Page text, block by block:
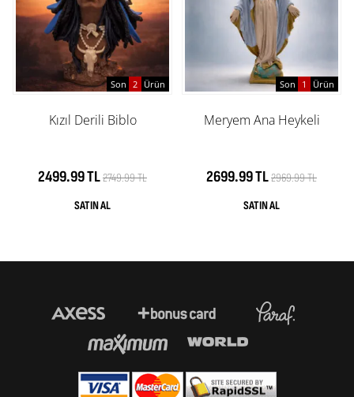
Son 2 Ürün
Kızıl Derili Biblo
2499.99 TL2749.99 TL
Son 1 Ürün
Meryem Ana Heykeli
2699.99 TL2969.99 TL